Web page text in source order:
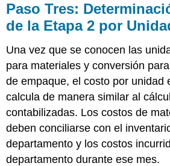
Paso Tres:
de la Etapa 2 por
Una vez que se conocen las
para materiales y conversión
de empaque, el costo por unidad
calcula de manera similar al
contabilizadas. Los costos de
deben conciliarse con el
departamento y los costos
departamento durante ese mes.